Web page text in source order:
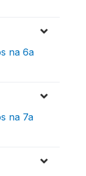
na 6a
na 7a